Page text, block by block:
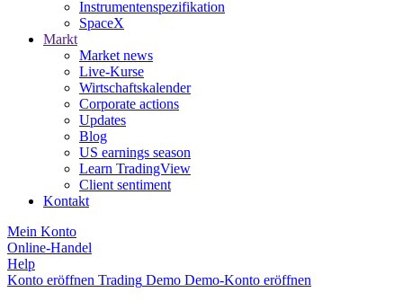
Instrumentenspezifikation
SpaceX
Markt
Market news
Live-Kurse
Wirtschaftskalender
Corporate actions
Updates
Blog
US earnings season
Learn TradingView
Client sentiment
Kontakt
Mein Konto
Online-Handel
Help
Konto eröffnen Trading Demo Demo-Konto eröffnen